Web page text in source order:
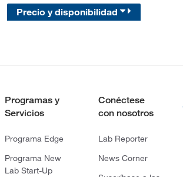
Precio y disponibilidad
Programas y
Servicios
Programa Edge
Programa New
Lab Start-Up
Conéctese
con nosotros
Lab Reporter
News Corner